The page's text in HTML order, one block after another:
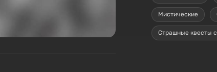
Мистические
Страшные квесты